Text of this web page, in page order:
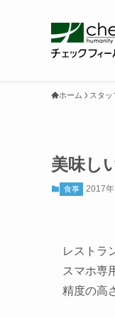
ホーム スタッ
美味し
食事 2017
レストラ
スマホ専
精度の高